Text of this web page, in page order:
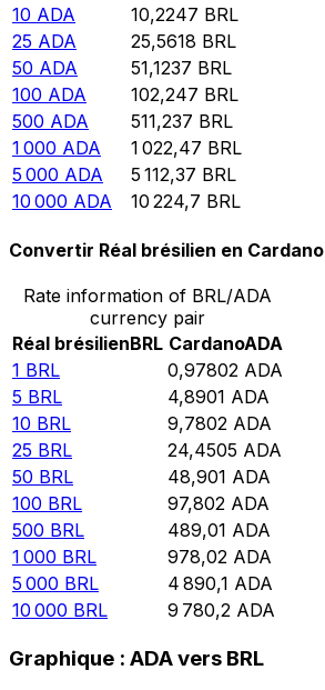
10 ADA 10,2247 BRL
25 ADA 25,5618 BRL
50 ADA 51,1237 BRL
100 ADA 102,247 BRL
500 ADA 511,237 BRL
1 000 ADA 1 022,47 BRL
5 000 ADA 5 112,37 BRL
10 000 ADA 10 224,7 BRL
Convertir Réal brésilien en Cardano
Rate information of BRL/ADA
currency pair
Réal brésilienBRL CardanoADA
1 BRL 0,97802 ADA
5 BRL 4,8901 ADA
10 BRL 9,7802 ADA
25 BRL 24,4505 ADA
50 BRL 48,901 ADA
100 BRL 97,802 ADA
500 BRL 489,01 ADA
1 000 BRL 978,02 ADA
5 000 BRL 4 890,1 ADA
10 000 BRL 9 780,2 ADA
Graphique : ADA vers BRL